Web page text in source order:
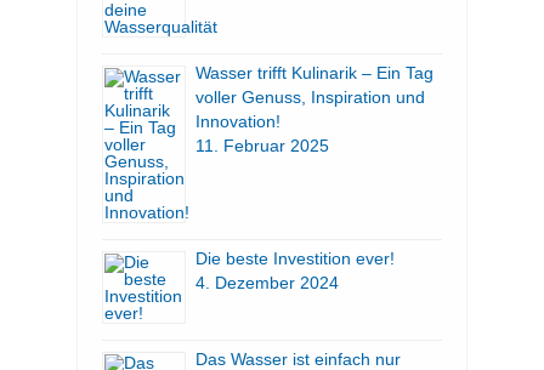
Wasser trifft Kulinarik – Ein Tag
voller Genuss, Inspiration und
Innovation!
11. Februar 2025
Die beste Investition ever!
4. Dezember 2024
Das Wasser ist einfach nur